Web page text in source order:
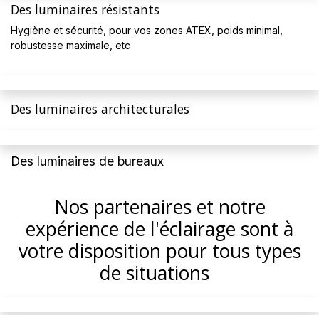
Des luminaires résistants
Hygiène et sécurité, pour vos zones ATEX, poids minimal,
robustesse maximale, etc
Des luminaires architecturales
Des luminaires de bureaux
Nos partenaires et notre
expérience de l'éclairage sont à
votre disposition pour tous types
de situations